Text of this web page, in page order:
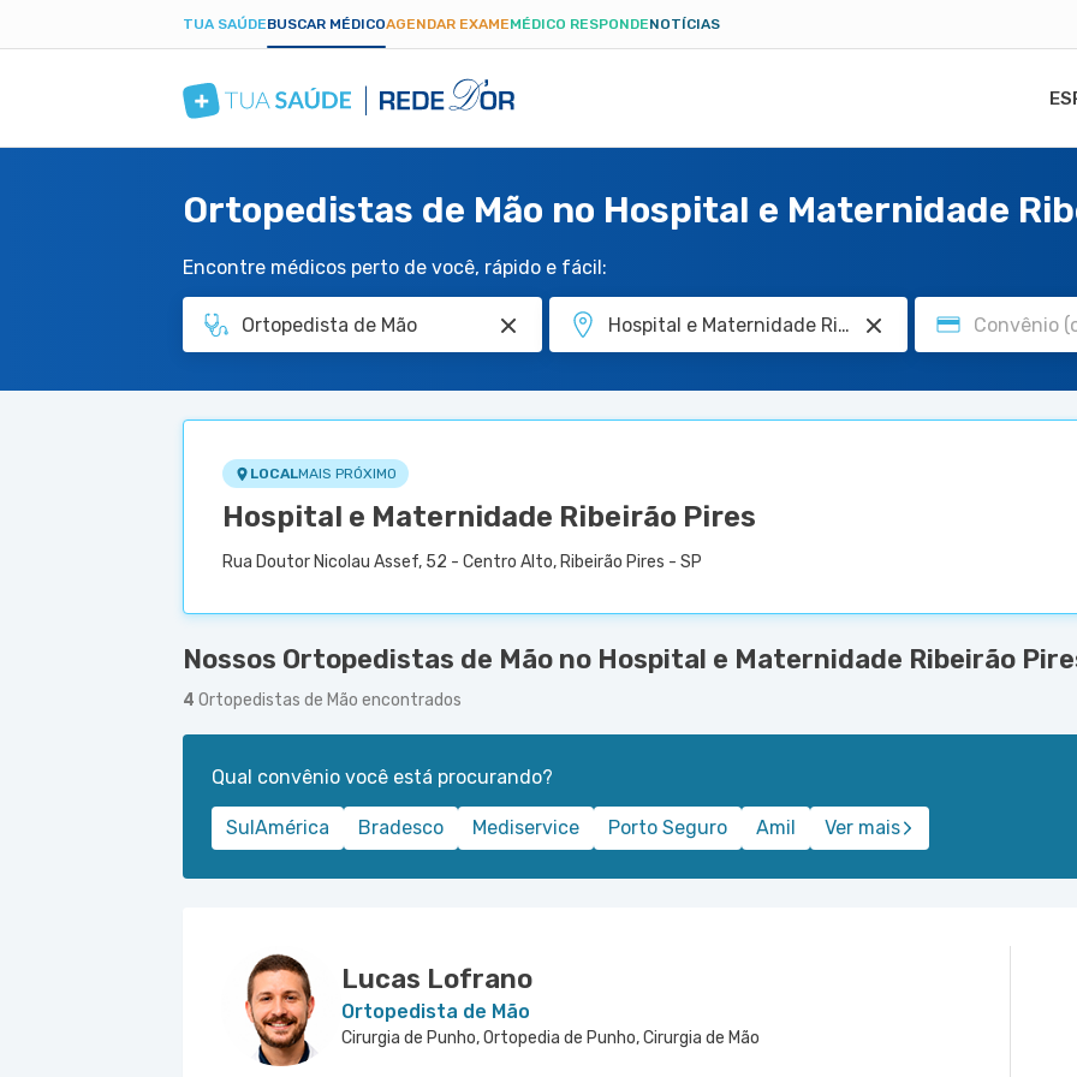
TUA SAÚDEBUSCAR MÉDICOAGENDAR EXAMEMÉDICO RESPONDENOTÍCIAS
Ortopedistas de Mão no Hospital e Maternidade
Encontre médicos perto de você, rápido e fácil:
LOCALMAIS PRÓXIMO
Hospital e Maternidade Ribeirão Pires
Rua Doutor Nicolau Assef, 52 - Centro Alto, Ribeirão Pires - SP
Nossos Ortopedistas de Mão no Hospital e Maternidade Ribeirão
4 Ortopedistas de Mão encontrados
Qual convênio você está procurando?
SulAmérica Bradesco Mediservice Porto Seguro Amil Ver mais
Lucas Lofrano
Ortopedista de Mão
Cirurgia de Punho, Ortopedia de Punho, Cirurgia de Mão